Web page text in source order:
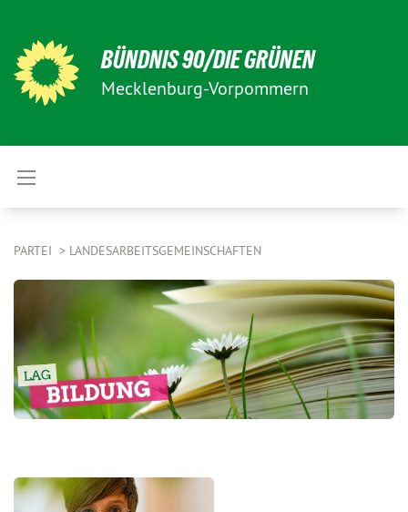
BÜNDNIS 90/DIE GRÜNEN
Mecklenburg-Vorpommern
PARTEI LANDESARBEITSGEMEINSCHAFTEN